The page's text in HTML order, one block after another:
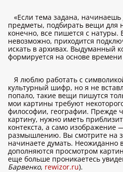
«Если тема задана, начинаешь
предметы, подбирать вещи для
конечно, все пишется с натуры.
невозможно, приходится
искать в архивах. Выдуманный
формируется на основе
Я люблю работать с
культурный шифр, но я не
попало, такие вещи пишутся
мои картины требуют
философии, географии. Прежде
картину, нужно иметь
контекста, а само изображение
размышлению. Вы смотрите на
начинаете думать. Неожиданно
дополняются просмотром
еще больше проникаетесь
Барвенко, rewizor.ru).